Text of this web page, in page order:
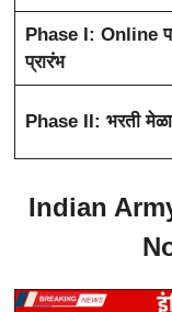
Phase I: Online
प्रारंभ
Phase II: भरती
Indian